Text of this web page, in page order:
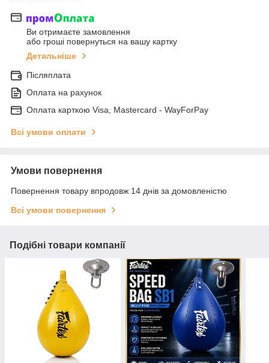
Ви отримаєте замовлення
або гроші повернуться на вашу картку
Детальніше
Післяплата
Оплата на рахунок
Оплата карткою Visa, Mastercard - WayForPay
Всі умови оплати
Умови повернення
Повернення товару впродовж 14 днів за домовленістю
Всі умови повернення
Подібні товари компанії